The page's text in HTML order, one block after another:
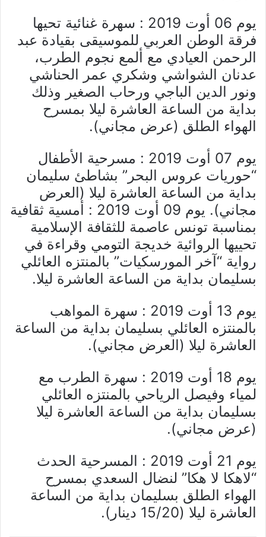
يوم 06 أوت 2019 : سهرة غنائية تحيها
فرقة الوطن العربي للموسيقى بقيادة عبد
الرحمن العيادي مع ألمع نجوم الطرب،
عدنان الشواشي وشكري عمر الحناشي
ونور الدين الباجي ورحاب الصغير وذلك
بداية من الساعة العاشرة ليلا بمسرح
الهواء الطلق (عرض مجاني).
يوم 07 أوت 2019 : مسرحية الأطفال
“حوريات عروس البحر” بشاطئ سليمان
بداية من الساعة العاشرة ليلا (العرض
مجاني). يوم 09 أوت 2019 : أمسية ثقافية
بمناسبة تونس عاصمة للثقافة الإسلامية
تحييها الروائية خديجة التومي وقراءة في
رواية “آخر المورسكيات” بالمنتزه العائلي
بسليمان بداية من الساعة العاشرة ليلا.
يوم 13 أوت 2019 : سهرة المواهب
بالمنتزه العائلي بسليمان بداية من الساعة
العاشرة ليلا (العرض مجاني).
يوم 18 أوت 2019 : سهرة الطرب مع
لمياء وفيصل الرياحي بالمنتزه العائلي
بسليمان بداية من الساعة العاشرة ليلا
(عرض مجاني).
يوم 21 أوت 2019 : المسرحية الحدث
“لاهكا لا هكا” لنضال السعدي بمسرح
الهواء الطلق بسليمان بداية من الساعة
العاشرة ليلا (15/20 دينار).